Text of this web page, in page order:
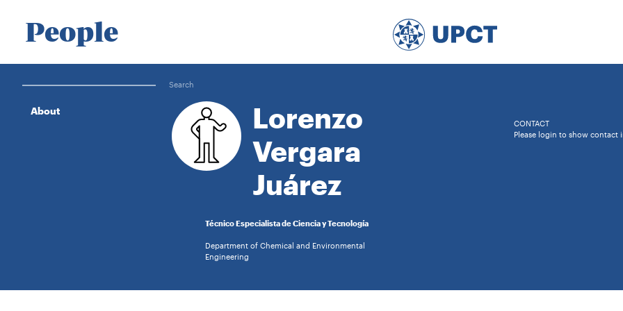
People
Search
About
Lorenzo
Vergara
Juárez
CONTACT
Please login to show contact
Técnico Especialista de Ciencia y Tecnología
Department of Chemical and Environmental
Engineering